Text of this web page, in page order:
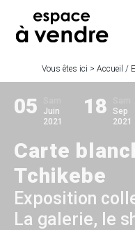
Vous êtes ici > Accueil /
05
Juin
2021
18
Sep
2021
Carte
Tchikebe
Exposition
La galerie, le